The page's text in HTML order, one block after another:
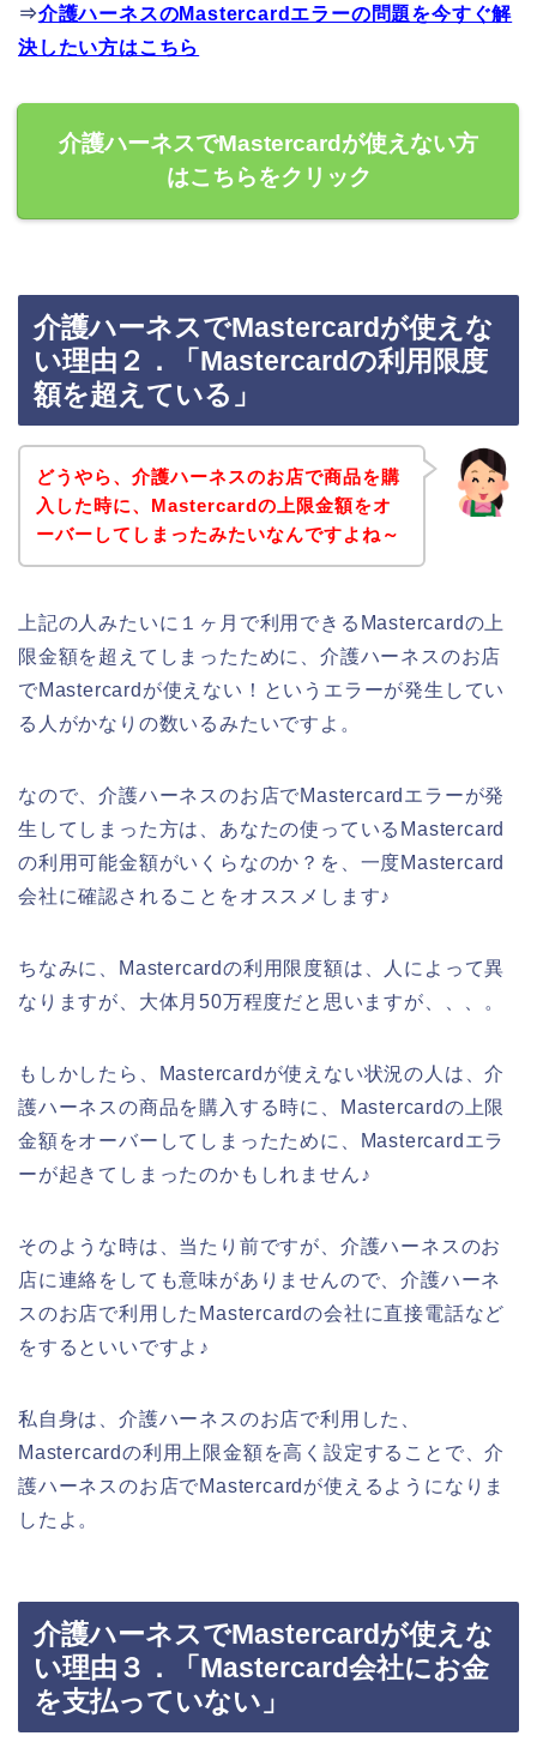
⇒介護ハーネスのMastercardエラーの問題を今すぐ解
決したい方はこちら
介護ハーネスでMastercardが使えない方
はこちらをクリック
介護ハーネスでMastercardが使えな
い理由２．「Mastercardの利用限度
額を超えている」
どうやら、介護ハーネスのお店で商品を購
入した時に、Mastercardの上限金額をオ
ーバーしてしまったみたいなんですよね～
上記の人みたいに１ヶ月で利用できるMastercardの上
限金額を超えてしまったために、介護ハーネスのお店
でMastercardが使えない！というエラーが発生してい
る人がかなりの数いるみたいですよ。
なので、介護ハーネスのお店でMastercardエラーが発
生してしまった方は、あなたの使っているMastercard
の利用可能金額がいくらなのか？を、一度Mastercard
会社に確認されることをオススメします♪
ちなみに、Mastercardの利用限度額は、人によって異
なりますが、大体月50万程度だと思いますが、、、。
もしかしたら、Mastercardが使えない状況の人は、介
護ハーネスの商品を購入する時に、Mastercardの上限
金額をオーバーしてしまったために、Mastercardエラ
ーが起きてしまったのかもしれません♪
そのような時は、当たり前ですが、介護ハーネスのお
店に連絡をしても意味がありませんので、介護ハーネ
スのお店で利用したMastercardの会社に直接電話など
をするといいですよ♪
私自身は、介護ハーネスのお店で利用した、
Mastercardの利用上限金額を高く設定することで、介
護ハーネスのお店でMastercardが使えるようになりま
したよ。
介護ハーネスでMastercardが使えな
い理由３．「Mastercard会社にお金
を支払っていない」